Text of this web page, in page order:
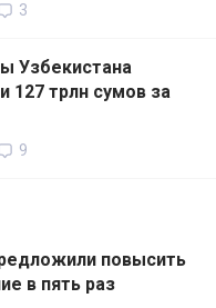
3
Узбекистана
127 трлн сумов за
9
повысить
в пять раз